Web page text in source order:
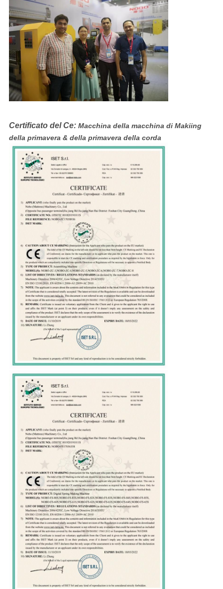
Certificato del Ce: Macchina della macchina di Makiing
della primavera & della primavera della corda